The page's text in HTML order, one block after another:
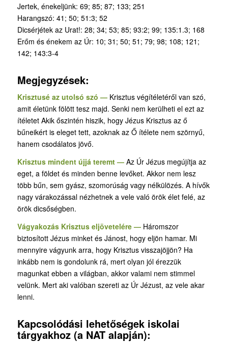
Jertek, énekeljünk: 69; 85; 87; 133; 251
Harangszó: 41; 50; 51:3; 52
Dicsérjétek az Urat!: 28; 34; 53; 85; 93:2; 99; 135:1.3; 168
Erőm és énekem az Úr: 10; 31; 50; 51; 79; 98; 108; 121;
142; 143:3-4
Megjegyzések:
Krisztusé az utolsó szó — Krisztus végítéletéről van szó,
amit életünk fölött tesz majd. Senki nem kerülheti el ezt az
ítéletet Akik őszintén hiszik, hogy Jézus Krisztus az ő
bűneikért is eleget tett, azoknak az Ő ítélete nem szörnyű,
hanem csodálatos jövő.
Krisztus mindent újjá teremt — Az Úr Jézus megújítja az
eget, a földet és minden benne levőket. Akkor nem lesz
több bűn, sem gyász, szomorúság vagy nélkülözés. A hívők
nagy várakozással nézhetnek a vele való örök élet felé, az
örök dicsőségben.
Vágyakozás Krisztus eljövetelére — Háromszor
biztosított Jézus minket és Jánost, hogy eljön hamar. Mi
mennyire vágyunk arra, hogy Krisztus visszajöjjön? Ha
inkább nem is gondolunk rá, mert olyan jól érezzük
magunkat ebben a világban, akkor valami nem stimmel
velünk. Mert aki valóban szereti az Úr Jézust, az vele akar
lenni.
Kapcsolódási lehetőségek iskolai
tárgyakhoz (a NAT alapján):